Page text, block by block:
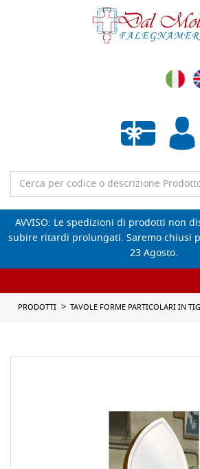
Wishlist
AVVISO: Le spedizioni di prodotti non
subire ritardi prolungati. Saremo chiusi
23 Agosto.
PRODOTTI TAVOLE FORME PARTICOLARI IN